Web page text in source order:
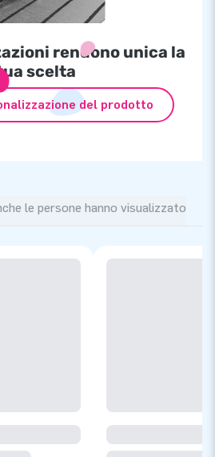
rendono unica la
scelta
del prodotto
le persone hanno visualizzato